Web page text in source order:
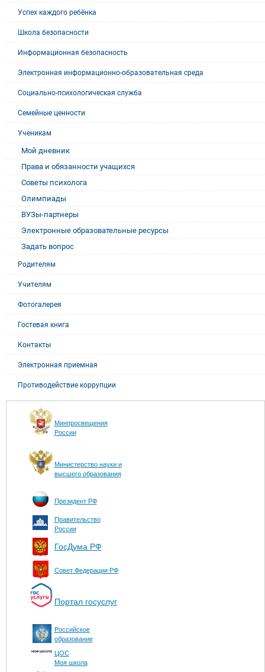
Успех каждого ребёнка
Школа безопасности
Информационная безопасность
Электронная информационно-образовательная среда
Социально-психологическая служба
Семейные ценности
Ученикам
Мой дневник
Права и обязанности учащихся
Советы психолога
Олимпиады
ВУЗы-партнеры
Электронные образовательные ресурсы
Задать вопрос
Родителям
Учителям
Фотогалерея
Гостевая книга
Контакты
Электронная приемная
Противодействие коррупции
Минпросвещения
России
Министерство науки и
высшего образования
Президент РФ
Правительство
России
ГосДума РФ
Совет Федерации РФ
Портал госуслуг
Российское
образование
ЦОС
Моя школа